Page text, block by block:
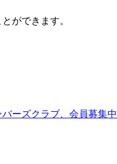
ができます。